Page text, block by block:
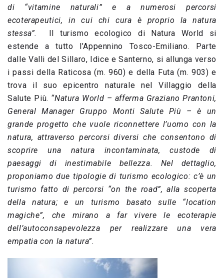
di “vitamine naturali” e a numerosi percorsi
ecoterapeutici, in cui chi cura è proprio la natura
stessa”.
Il turismo ecologico di Natura World si
estende a tutto l’Appennino Tosco-Emiliano. Parte
dalle Valli del Sillaro, Idice e Santerno, si allunga verso
i passi della Raticosa (m. 960) e della Futa (m. 903) e
trova il suo epicentro naturale nel Villaggio della
Salute Più. “Natura World – afferma Graziano Prantoni,
General Manager Gruppo Monti Salute Più – è un
grande progetto che vuole riconnettere l’uomo con la
natura, attraverso percorsi diversi che consentono di
scoprire una natura incontaminata, custode di
paesaggi di inestimabile bellezza. Nel dettaglio,
proponiamo due tipologie di turismo ecologico: c’è un
turismo fatto di percorsi “on the road”, alla scoperta
della natura; e un turismo basato sulle “location
magiche”, che mirano a far vivere le ecoterapie
dell’autoconsapevolezza per realizzare una vera
empatia con la natura”.